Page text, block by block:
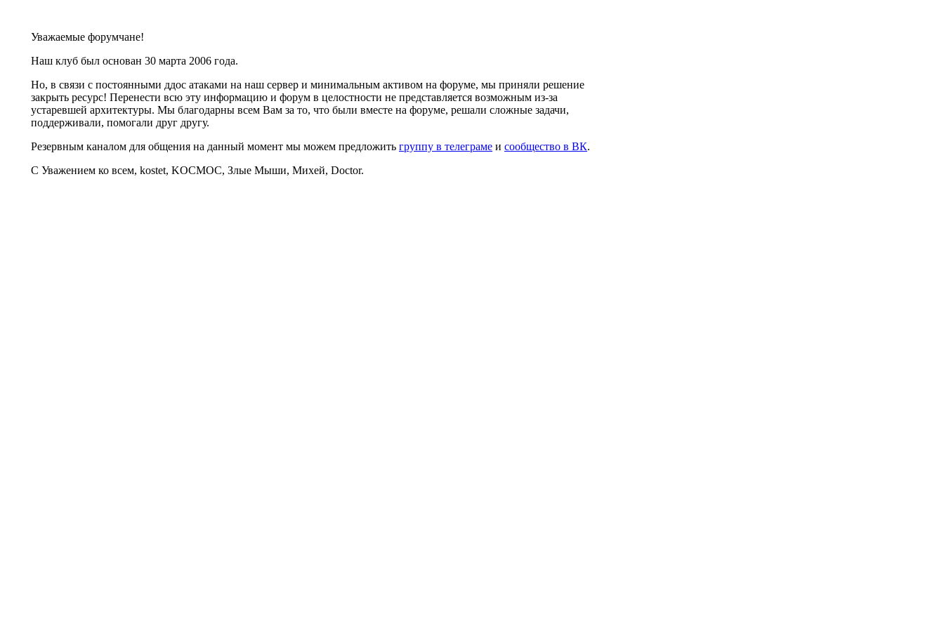
Уважаемые форумчане!
Наш клуб был основан 30 марта 2006 года.
Но, в связи с постоянными ддос атаками на наш сервер и минимальным активом на форуме, мы приняли решение
закрыть ресурс! Перенести всю эту информацию и форум в целостности не представляется возможным из-за
устаревшей архитектуры. Мы благодарны всем Вам за то, что были вместе на форуме, решали сложные задачи,
поддерживали, помогали друг другу.
Резервным каналом для общения на данный момент мы можем предложить группу в телеграме и сообщество в ВК.
С Уважением ко всем, kostet, KOCMOC, Злые Мыши, Михей, Doctor.